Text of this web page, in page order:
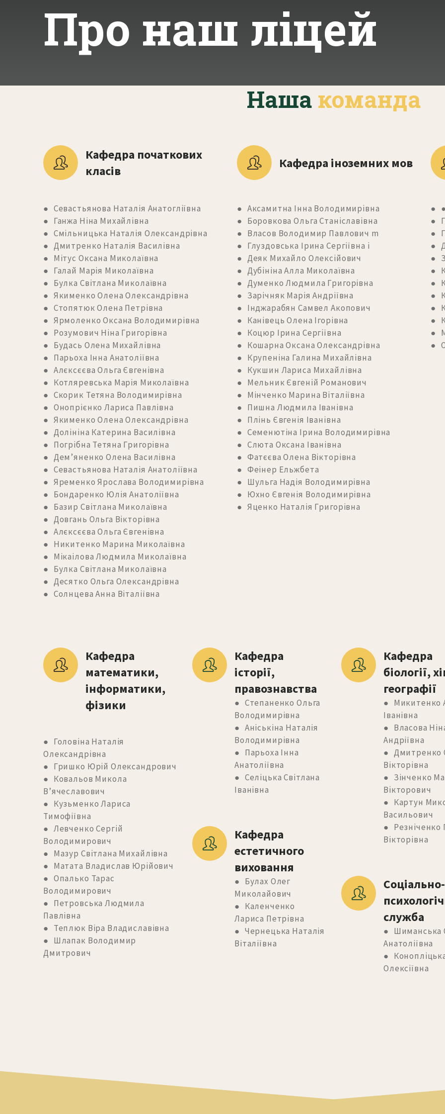
Про наш ліцей
Наша команда
Кафедра початкових
класів
● Севастьянова Наталія Анатогліївна
● Ганжа Ніна Михайлівна
● Смільницька Наталія Олександрівна
● Дмитренко Наталія Василівна
● Мітус Оксана Миколаївна
● Галай Марія Миколаївна
● Булка Світлана Миколаївна
● Якименко Олена Олександрівна
● Стопятюк Олена Петрівна
● Ярмоленко Оксана Володимирівна
● Розумович Ніна Григорівна
● Будась Олена Михайлівна
● Парьоха Інна Анатоліївна
● Алєксєєва Ольга Євгенівна
● Котляревська Марія Миколаївна
● Скорик Тетяна Володимирівна
● Онопрієнко Лариса Павлівна
● Якименко Олена Олександрівна
● Долініна Катерина Василівна
● Погрібна Тетяна Григорівна
● Дем’яненко Олена Василівна
● Севастьянова Наталія Анатоліївна
● Яременко Ярослава Володимирівна
● Бондаренко Юлія Анатоліївна
● Базир Світлана Миколаївна
● Довгань Ольга Вікторівна
● Алєксєєва Ольга Євгенівна
● Никитенко Марина Миколаївна
● Мікаілова Людмила Миколаївна
● Булка Світлана Миколаївна
● Десятко Ольга Олександрівна
● Солнцева Анна Віталіївна
Кафедра іноземних мов
● Аксамитна Інна Володимирівна
● Боровкова Ольга Станіславівна
● Власов Володимир Павлович m
● Глуздовська Ірина Сергіївна i
● Деяк Михайло Олексійович
● Дубініна Алла Миколаївна
● Думенко Людмила Григорівна
● Зарічняк Марія Андріївна
● Інджарабян Самвел Акопович
● Канівець Олена Ігорівна
● Коцюр Ірина Сергіївна
● Кошарна Оксана Олександрівна
● Крупеніна Галина Михайлівна
● Кукшин Лариса Михайлівна
● Мельник Євгеній Романович
● Мінченко Марина Віталіївна
● Пишна Людмила Іванівна
● Плінь Євгенія Іванівна
● Семенютіна Ірина Володимирівна
● Слюта Оксана Іванівна
● Фатєєва Олена Вікторівна
● Феінер Ельжбета
● Шульга Надія Володимирівна
● Юхно Євгенія Володимирівна
● Яценко Наталія Григорівна
●
●
●
●
●
●
●
●
●
●
●
●
Кафедра
математики,
інформатики,
фізики
● Головіна Наталія
Олександрівна
● Гришко Юрій Олександрович
● Ковальов Микола
В’ячеславович
● Кузьменко Лариса
Тимофіївна
● Левченко Сергій
Володимирович
● Мазур Світлана Михайлівна
● Матата Владислав Юрійович
● Опалько Тарас
Володимирович
● Петровська Людмила
Павлівна
● Теплюк Віра Владиславівна
● Шлапак Володимир
Дмитрович
Кафедра
історії,
правознавства
● Степаненко Ольга
Володимирівна
● Аніськіна Наталія
Володимирівна
● Парьоха Інна
Анатоліївна
● Селіцька Світлана
Іванівна
Кафедра
естетичного
виховання
● Булах Олег
Миколайович
● Каленченко
Лариса Петрівна
● Чернецька Наталія
Віталіївна
Кафедра
біології,
географії
● Микитенко
Іванівна
● Власова
Андріївна
● Дмитренко
Вікторівна
● Зінченко
Вікторович
● Картун
Васильович
● Резніченко
Вікторівна
Соціально-
служба
● Шиманська
Анатоліївна
●
Олексіївна